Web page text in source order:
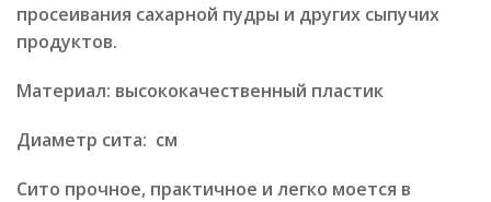
просеивания сахарной пудры и других сыпучих
продуктов.
Материал: высококачественный пластик
Диаметр сита: см
Сито прочное, практичное и легко моется в